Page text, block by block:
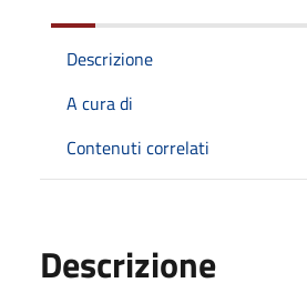
Descrizione
A cura di
Contenuti correlati
Descrizione